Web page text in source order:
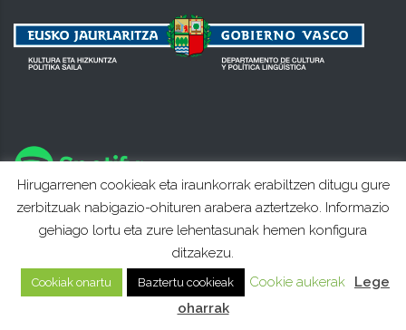
Hirugarrenen cookieak eta iraunkorrak erabiltzen ditugu gure
zerbitzuak nabigazio-ohituren arabera aztertzeko. Informazio
gehiago lortu eta zure lehentasunak hemen konfigura
ditzakezu.
Cookiak onartu Baztertu cookieak Cookie aukerak
Lege
oharrak